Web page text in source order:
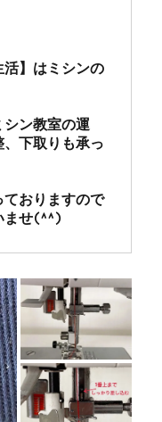
】はミシンの
シン教室の運
下取りも承っ
ておりますので
ませ(^^)